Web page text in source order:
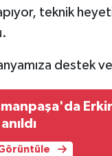
teknik
destek